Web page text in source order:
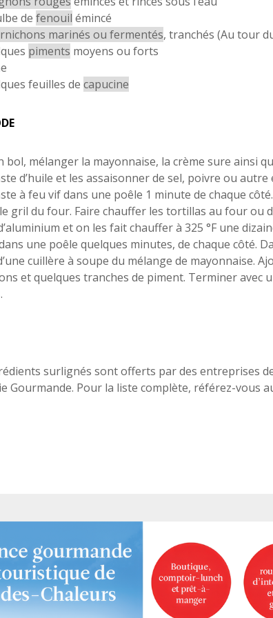
de fenouil émincé
marinés ou fermentés, tranchés (Au tour
piments moyens ou forts
feuilles de capucine
bol, mélanger la mayonnaise, la crème sure ainsi
d’huile et les assaisonner de sel, poivre ou
à feu vif dans une poêle 1 minute de chaque
gril du four. Faire chauffer les tortillas au four ou
et on les fait chauffer à 325 °F une
une poêle quelques minutes, de chaque côté.
cuillère à soupe du mélange de mayonnaise.
et quelques tranches de piment. Terminer avec
surlignés sont offerts par des entreprises
Gourmande. Pour la liste complète, référez-vous